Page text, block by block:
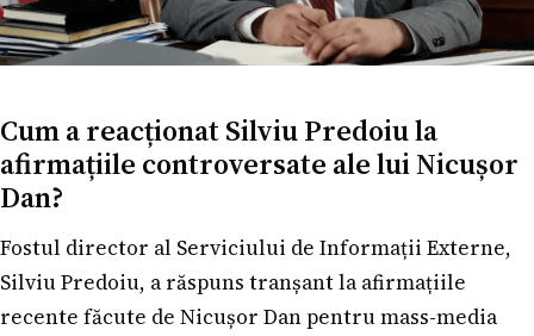
Cum a reacționat Silviu Predoiu la
afirmațiile controversate ale lui Nicușor
Dan?
Fostul director al Serviciului de Informații Externe,
Silviu Predoiu, a răspuns tranșant la afirmațiile
recente făcute de Nicușor Dan pentru mass-media